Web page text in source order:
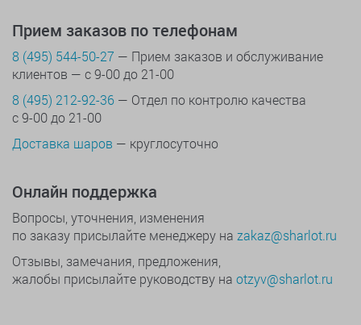
Прием заказов по телефонам
8 (495) 544-50-27 — Прием заказов и обслуживание
клиентов — с 9-00 до 21-00
8 (495) 212-92-36 — Отдел по контролю качества
с 9-00 до 21-00
Доставка шаров — круглосуточно
Онлайн поддержка
Вопросы, уточнения, изменения
по заказу присылайте менеджеру на zakaz@sharlot.ru
Отзывы, замечания, предложения,
жалобы присылайте руководству на otzyv@sharlot.ru